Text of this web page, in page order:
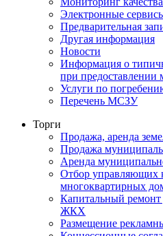
Электронные
Предварительная
Другая информация
Новости
Информация о
при предоставлении
Услуги по
Перечень МСЗУ
Торги
Продажа, аренда
Продажа
Аренда
Отбор управляющих
многоквартирных
Капитальный ремонт
ЖКХ
Размещение